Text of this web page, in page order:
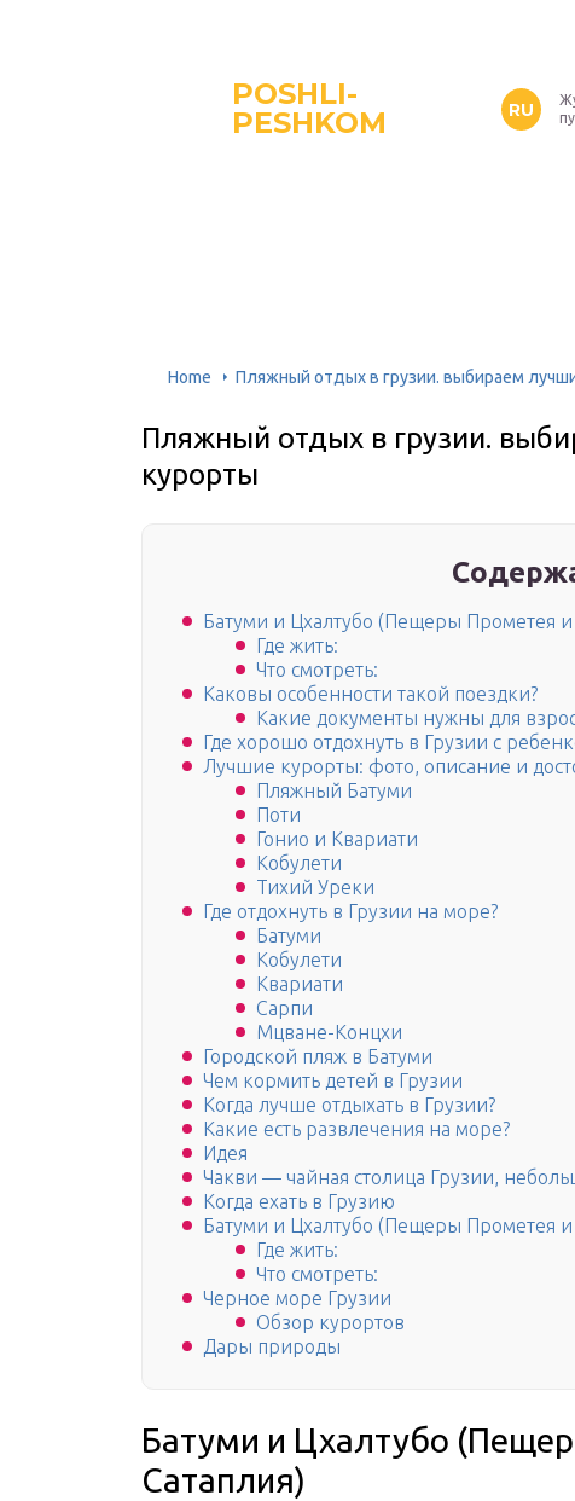
POSHLI-
PESHKOM
RU
Home Пляжный отдых в грузии. выбираем
Пляжный отдых в грузии.
курорты
Батуми и Цхалтубо (Пещеры Прометея и
Где жить:
Что смотреть:
Каковы особенности такой поездки?
Какие документы нужны для
Где хорошо отдохнуть в Грузии с
Лучшие курорты: фото, описание и
Пляжный Батуми
Поти
Гонио и Квариати
Кобулети
Тихий Уреки
Где отдохнуть в Грузии на море?
Батуми
Кобулети
Квариати
Сарпи
Мцване-Концхи
Городской пляж в Батуми
Чем кормить детей в Грузии
Когда лучше отдыхать в Грузии?
Какие есть развлечения на море?
Идея
Чакви — чайная столица Грузии,
Когда ехать в Грузию
Батуми и Цхалтубо (Пещеры Прометея и
Где жить:
Что смотреть:
Черное море Грузии
Обзор курортов
Дары природы
Батуми и Цхалтубо
Сатаплия)